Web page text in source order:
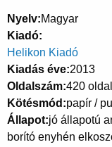
Nyelv Magyar
Kiadó
Helikon Kiadó
Kiadás éve 2013
Oldalszám 420 oldal
Kötésmód papír /
Állapot jó állapotú
borító enyhén